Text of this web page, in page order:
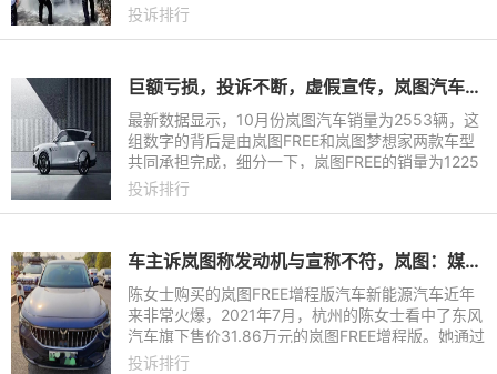
投诉排行
巨额亏损，投诉不断，虚假宣传，岚图汽车劣迹斑斑未来何去何从
最新数据显示，10月份岚图汽车销量为2553辆，这
组数字的背后是由岚图FREE和岚图梦想家两款车型
共同承担完成，细分一下，岚图FREE的销量为1225
辆，岚图梦想家的销量为1328辆。单车型销量在10
投诉排行
车主诉岚图称发动机与宣称不符，岚图：媒体自发报道信息不准
陈女士购买的岚图FREE增程版汽车新能源汽车近年
来非常火爆，2021年7月，杭州的陈女士看中了东风
汽车旗下售价31.86万元的岚图FREE增程版。她通过
在岚图汽车App上下单，成为该款新能源车的首批车
投诉排行